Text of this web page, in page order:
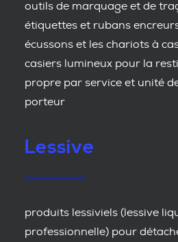
outils de marquage et de
étiquettes et rubans
écussons et les chariots à
casiers lumineux pour la
propre par service et unité
porteur
Lessive
produits lessiviels (lessive
professionnelle) pour